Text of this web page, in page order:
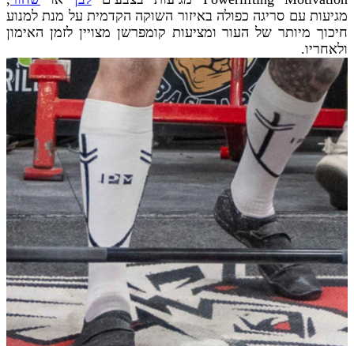
מגיעות עם סריגה כפולה באיזור השוקה הקדמית על מנת למנוע
חיכוך מיותר של העור ומציעות קומפרשן מצויין לזמן האימון
ולאחריו.